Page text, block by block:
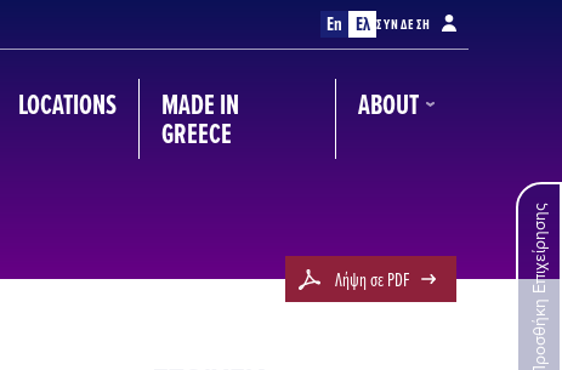
En Ελ ΣΎΝΔΕΣΗ
LOCATIONS MADE IN
GREECE
ABOUT
Προσθήκη Επιχείρησης
Λήψη σε PDF